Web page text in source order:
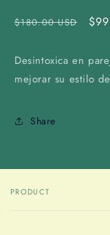
Regular
$180.00 USD
Desintoxica en
mejorar su estilo
Share
Your
PRODUCT